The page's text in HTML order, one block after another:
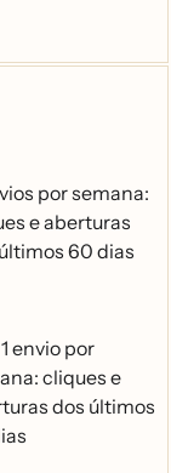
por semana:
e aberturas
60 dias
envio por
cliques e
dos últimos